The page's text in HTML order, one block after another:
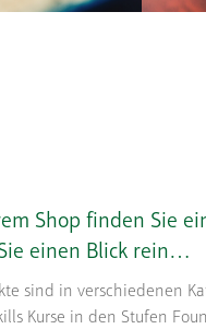
Shop finden Sie
einen Blick rein…
sind in verschiedenen
Kurse in den Stufen